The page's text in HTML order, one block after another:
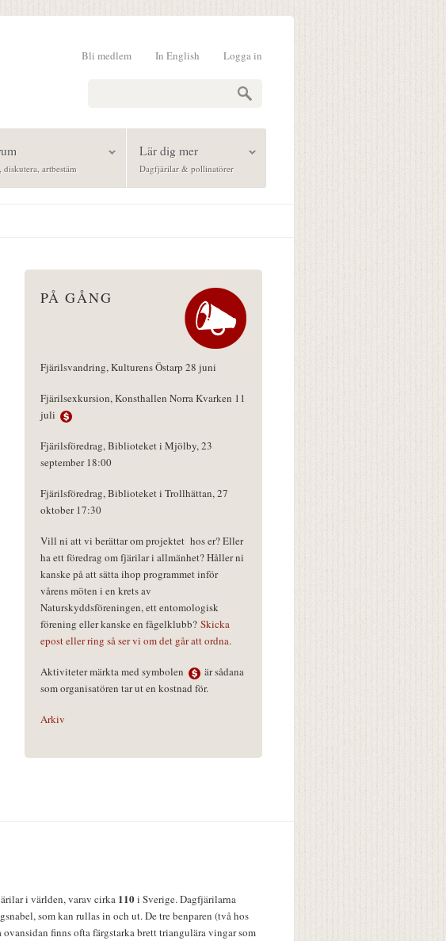
Logga in
In English
Bli medlem
diskutera, artbestäm
Lär dig mer
Dagfjärilar & pollinatörer
PÅ GÅNG
Fjärilsvandring, Kulturens Östarp 28 juni
Fjärilsexkursion, Konsthallen Norra Kvarken 11
juli
Fjärilsföredrag, Biblioteket i Mjölby, 23
september 18:00
Fjärilsföredrag, Biblioteket i Trollhättan, 27
oktober 17:30
Vill ni att vi berättar om projektet hos er? Eller
ha ett föredrag om fjärilar i allmänhet? Håller ni
kanske på att sätta ihop programmet inför
vårens möten i en krets av
Naturskyddsföreningen, ett entomologisk
förening eller kanske en fågelklubb? Skicka
epost eller ring så ser vi om det går att ordna.
Aktiviteter märkta med symbolen
är sådana
som organisatören tar ut en kostnad för.
Arkiv
i världen, varav cirka 110i Sverige. Dagfjärilarna
som kan rullas in och ut. De tre benparen (två hos
finns ofta färgstarka brett triangulära vingar som